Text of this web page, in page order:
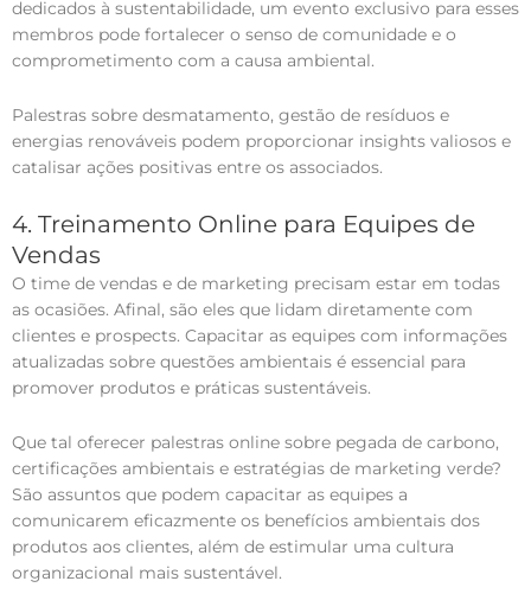
dedicados à sustentabilidade, um evento exclusivo para esses
membros pode fortalecer o senso de comunidade e o
comprometimento com a causa ambiental.
Palestras sobre desmatamento, gestão de resíduos e
energias renováveis podem proporcionar insights valiosos e
catalisar ações positivas entre os associados.
4. Treinamento Online para Equipes de
Vendas
O time de vendas e de marketing precisam estar em todas
as ocasiões. Afinal, são eles que lidam diretamente com
clientes e prospects. Capacitar as equipes com informações
atualizadas sobre questões ambientais é essencial para
promover produtos e práticas sustentáveis.
Que tal oferecer palestras online sobre pegada de carbono,
certificações ambientais e estratégias de marketing verde?
São assuntos que podem capacitar as equipes a
comunicarem eficazmente os benefícios ambientais dos
produtos aos clientes, além de estimular uma cultura
organizacional mais sustentável.